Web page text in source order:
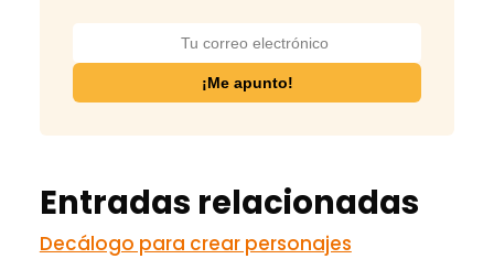
Entradas relacionadas
Decálogo para crear personajes